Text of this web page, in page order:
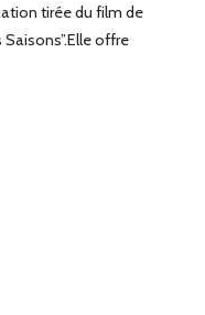
tirée du film de
Saisons”.Elle offre